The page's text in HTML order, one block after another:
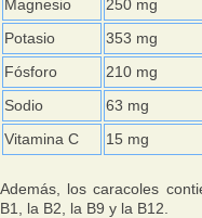
Magnesio
250 mg
Potasio
353 mg
Fósforo
210 mg
Sodio
63 mg
Vitamina C
15 mg
Además, los caracoles
B1, la B2, la B9 y la B12.